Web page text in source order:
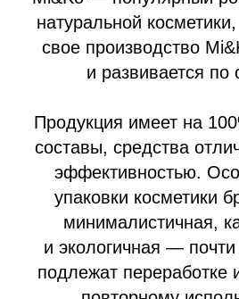
натуральной
свое производство
и развивается по
Продукция имеет на
составы, средства
эффективностью.
упаковки косметики
минималистичная,
и экологичная —
подлежат